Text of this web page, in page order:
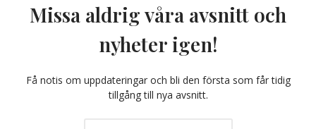
Missa aldrig våra avsnitt och
nyheter igen!
Få notis om uppdateringar och bli den första som får tidig
tillgång till nya avsnitt.